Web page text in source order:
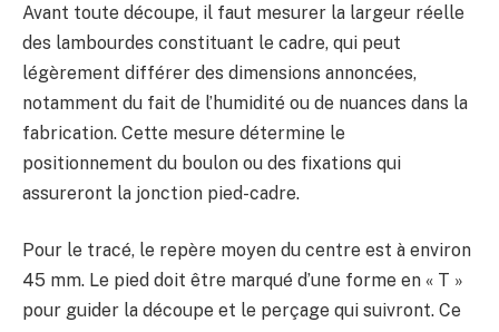
Avant toute découpe, il faut mesurer la largeur réelle
des lambourdes constituant le cadre, qui peut
légèrement différer des dimensions annoncées,
notamment du fait de l’humidité ou de nuances dans la
fabrication. Cette mesure détermine le
positionnement du boulon ou des fixations qui
assureront la jonction pied-cadre.
Pour le tracé, le repère moyen du centre est à environ
45 mm. Le pied doit être marqué d’une forme en « T »
pour guider la découpe et le perçage qui suivront. Ce